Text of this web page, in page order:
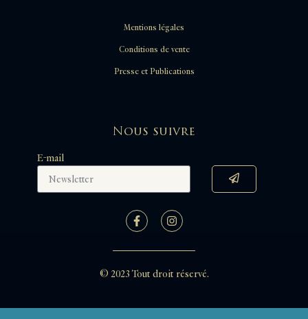
Mentions légales
Conditions de vente
Presse et Publications
Nous suivre
E-mail
© 2023 Tout droit réservé.